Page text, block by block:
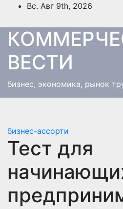
Перейти
содержимому
Вс. Авг 9th, 2026
ВЕСТИ
бизнес, экономика, рынок
бизнес-ассорти
Тест для